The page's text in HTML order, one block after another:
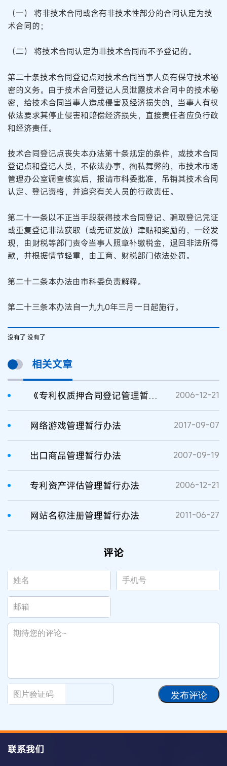
（一） 将非技术合同或含有非技术性部分的合同认定为技
术合同的；
（二） 将技术合同认定为非技术合同而不予登记的。
第二十条技术合同登记点对技术合同当事人负有保守技术秘
密的义务。由于技术合同登记人员泄露技术合同中的技术秘
密，给技术合同当事人造成侵害及经济损失的，当事人有权
依法要求其停止侵害和赔偿经济损失，直接责任者应负行政
和经济责任。
技术合同登记点丧失本办法第十条规定的条件，或技术合同
登记点和登记人员，不依法办事，徇私舞弊的，市技术市场
管理办公室调查核实后，报请市科委批准，吊销其技术合同
认定、登记资格，并追究有关人员的行政责任。
第二十一条以不正当手段获得技术合同登记、骗取登记凭证
或重复登记非法获取（或无证发放）津贴和奖励的，一经发
现，由财税等部门责令当事人照章补缴税金，退回非法所得
款，并根据情节轻重，由工商、财税部门依法处罚。
第二十二条本办法由市科委负责解释。
第二十三条本办法自一九九0年三月一日起施行。
没有了 没有了
相关文章
《专利权质押合同登记管理暂行办法》（第8号） 2006-12-21
网络游戏管理暂行办法 2017-09-07
出口商品管理暂行办法 2007-09-19
专利资产评估管理暂行办法 2006-12-21
网站名称注册管理暂行办法 2011-06-27
评论
发布评论
联系我们